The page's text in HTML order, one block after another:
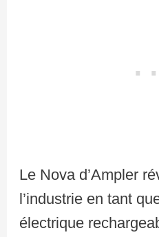
Le Nova d’Ampler
l’industrie en tant
électrique